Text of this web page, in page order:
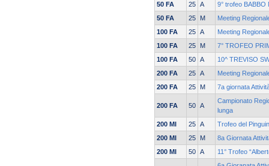
50 FA
25 A
9° trofeo BABBO
50 FA
25 M
Meeting
100 FA
25 A
Meeting
100 FA
25 M
7° TROFEO
100 FA
50 A
10^ TREVISO
200 FA
25 A
Meeting
200 FA
25 M 7a giornata
200 FA 50 A
Campionato
lunga
200 MI
25 A
Trofeo del
200 MI
25 M
8a Giornata
200 MI
50 A 11° Trofeo